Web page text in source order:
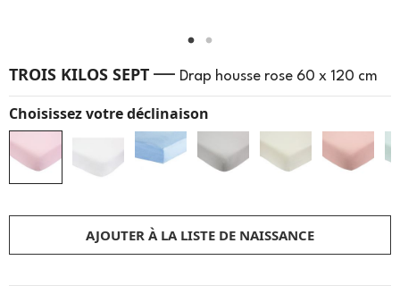
TROIS KILOS SEPT — Drap housse rose 60 x 120 cm
Choisissez votre déclinaison
AJOUTER À LA LISTE DE NAISSANCE